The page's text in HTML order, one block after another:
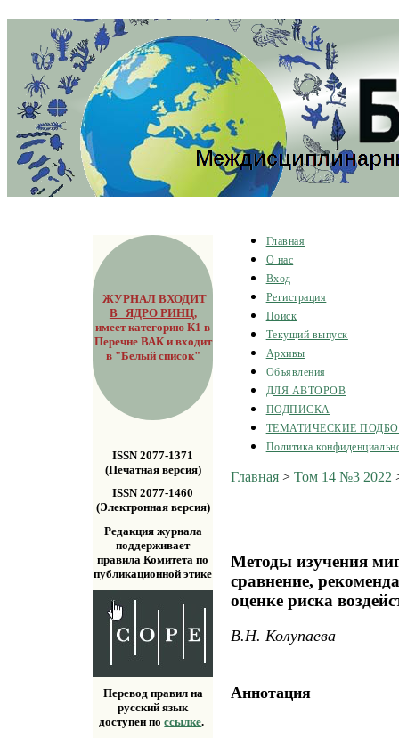
ЖУРНАЛ ВХОДИТ
В ЯДРО РИНЦ,
имеет категорию К1 в
Перечне ВАК и входит
в "Белый список"
ISSN 2077-1371
(Печатная версия)
ISSN 2077-1460
(Электронная версия)
Редакция журнала
поддерживает
правила Комитета по
публикационной этике
Перевод правил на
русский язык
доступен поссылке.
Главная
О нас
Вход
Регистрация
Поиск
Текущий выпуск
Архивы
Объявления
ДЛЯ АВТОРОВ
ПОДПИСКА
ТЕМАТИЧЕСКИЕ
Политика
Главная> Том 14 №3 2022
Методы изучения
сравнение,
оценке риска
В.Н. Колупаева
Аннотация